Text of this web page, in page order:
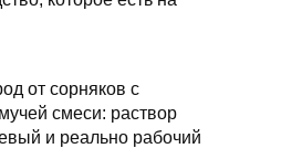
от сорняков с
смеси: раствор
и реально рабочий